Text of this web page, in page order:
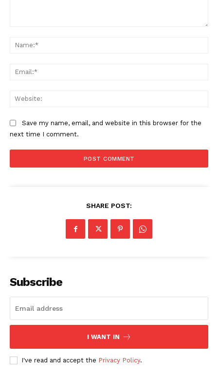
Save my name, email, and website in this browser for the
next time I comment.
SHARE POST:
Subscribe
I WANT IN
I've read and accept the Privacy Policy.